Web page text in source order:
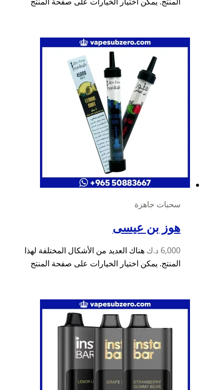
سحبات جاهزة
هوز بن عيسى
6,000 د.ك هناك العديد من الأشكال المختلفة لهذا
المنتج. يمكن اختيار الخيارات على صفحة المنتج